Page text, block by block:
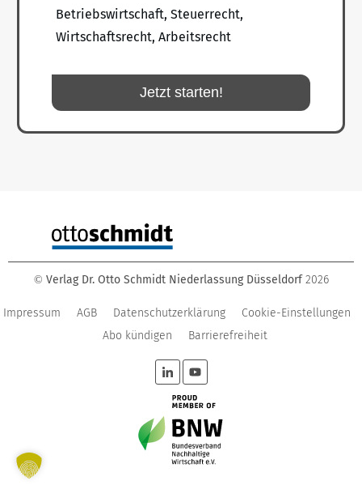
Betriebswirtschaft, Steuerrecht,
Wirtschaftsrecht, Arbeitsrecht
Jetzt starten!
© Verlag Dr. Otto Schmidt Niederlassung Düsseldorf 2026
Impressum AGB Datenschutzerklärung
Cookie-Einstellungen
Abo kündigen
Barrierefreiheit